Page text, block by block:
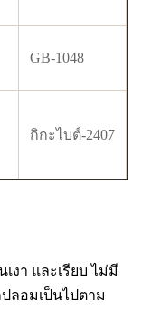
GB-1048
กิกะไบต์-2407
งา และเรียบ ไม่มี
ลอมเป็นไปตาม